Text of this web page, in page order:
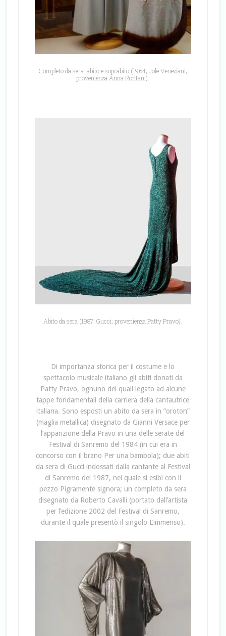
Completo da sera: abito e soprabito (1964; Jole Veneziani;
provenienza Anna Rontani).
Abito da sera (1987; Gucci; provenienza Patty Pravo).
Di importanza storica per il costume e lo
spettacolo musicale italiano gli abiti donati da
Patty Pravo, ognuno dei quali legato ad alcune
tappe fondamentali della carriera della cantautrice
italiana. Sono esposti un abito da sera in “oroton”
(maglia metallica) disegnato da Gianni Versace per
l’apparizione della Pravo in una delle serate del
Festival di Sanremo del 1984 (in cui era in
concorso con il brano Per una bambola); due abiti
da sera di Gucci indossati dalla cantante al Festival
di Sanremo del 1987, nel quale si esibì con il
pezzo Pigramente signora; un completo da sera
disegnato da Roberto Cavalli (portato dall’artista
per l’edizione 2002 del Festival di Sanremo,
durante il quale presentò il singolo L’immenso).